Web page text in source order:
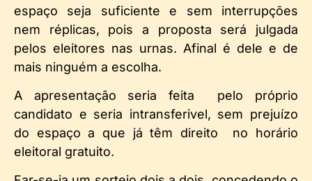
espaço seja suficiente e sem interrupções
nem réplicas, pois a proposta será julgada
pelos eleitores nas urnas. Afinal é dele e de
mais ninguém a escolha.
A apresentação seria feita pelo próprio
candidato e seria intransferivel, sem prejuízo
do espaço a que já têm direito no horário
eleitoral gratuito.